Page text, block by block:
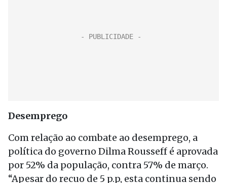
Desemprego
Com relação ao combate ao desemprego, a
política do governo Dilma Rousseff é aprovada
por 52% da população, contra 57% de março.
“Apesar do recuo de 5 p.p, esta continua sendo